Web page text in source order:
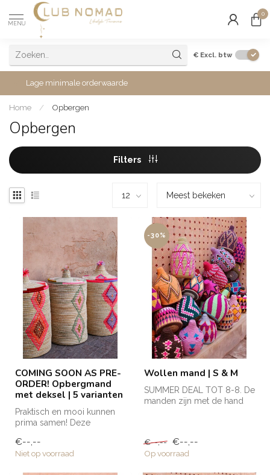
MENU
0
€ Excl. btw
Lage minimale orderwaarde
Home / Opbergen
Opbergen
Filters
COMING SOON AS PRE-
ORDER! Opbergmand
met deksel | 5 varianten
Praktisch en mooi kunnen
prima samen! Deze
groot van fo...
€--,--
Niet op voorraad
-30%
Wollen mand | S & M
SUMMER DEAL TOT 8-8. De
manden zijn met de hand
€--,-- €--,--
Op voorraad